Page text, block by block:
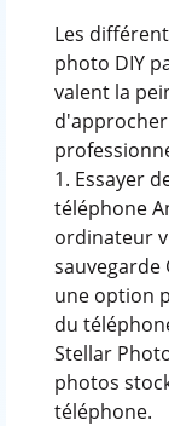
Les
photo DIY
valent la
1. Essayer
téléphone
ordinateur
sauvegarde
une option
du
Stellar
photos
téléphone.